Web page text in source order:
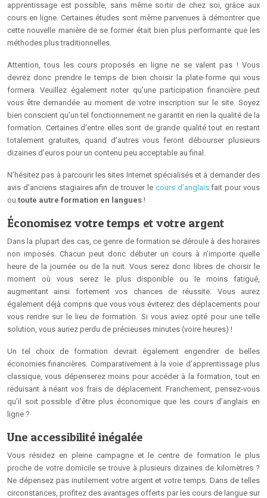
apprentissage est possible, sans même sortir de chez soi, grâce aux
cours en ligne. Certaines études sont même parvenues à démontrer que
cette nouvelle manière de se former était bien plus performante que les
méthodes plus traditionnelles.
Attention, tous les cours proposés en ligne ne se valent pas ! Vous
devrez donc prendre le temps de bien choisir la plate-forme qui vous
formera. Veuillez également noter qu’une participation financière peut
vous être demandée au moment de votre inscription sur le site. Soyez
bien conscient qu’un tel fonctionnement ne garantit en rien la qualité de la
formation. Certaines d’entre elles sont de grande qualité tout en restant
totalement gratuites, quand d’autres vous feront débourser plusieurs
dizaines d’euros pour un contenu peu acceptable au final.
N’hésitez pas à parcourir les sites Internet spécialisés et à demander des
avis d’anciens stagiaires afin de trouver le cours d’anglaisfait pour vous
ou toute autre formation en langues !
Économisez votre temps et votre argent
Dans la plupart des cas, ce genre de formation se déroule à des horaires
non imposés. Chacun peut donc débuter un cours à n’importe quelle
heure de la journée ou de la nuit. Vous serez donc libres de choisir le
moment où vous serez le plus disponible ou le moins fatigué,
augmentant ainsi fortement vos chances de réussite. Vous aurez
également déjà compris que vous vous éviterez des déplacements pour
vous rendre sur le lieu de formation. Si vous aviez opté pour une telle
solution, vous auriez perdu de précieuses minutes (voire heures) !
Un tel choix de formation devrait également engendrer de belles
économies financières. Comparativement à la voie d’apprentissage plus
classique, vous dépenserez moins pour accéder à la formation, tout en
réduisant à néant vos frais de déplacement. Franchement, pensez-vous
qu’il soit possible d’être plus économique que les cours d’anglais en
ligne ?
Une accessibilité inégalée
Vous résidez en pleine campagne et le centre de formation le plus
proche de votre domicile se trouve à plusieurs dizaines de kilomètres ?
Ne dépensez pas inutilement votre argent et votre temps. Dans de telles
circonstances, profitez des avantages offerts par les cours de langue sur